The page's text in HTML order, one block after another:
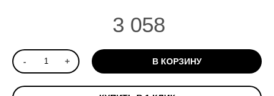
3 058
- + В КОРЗИНУ